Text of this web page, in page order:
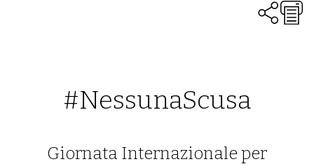
#NessunaScusa
Giornata Internazionale per